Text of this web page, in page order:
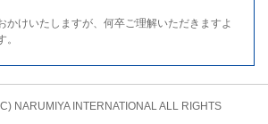
かけいたしますが、何卒ご理解いただきますよ